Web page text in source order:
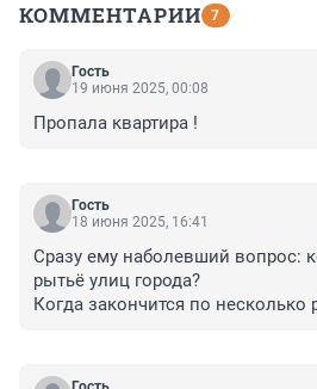
КОММЕНТАРИИ 7
Гость
19 июня 2025, 00:08
Пропала квартира !
Гость
18 июня 2025, 16:41
Сразу ему наболевший вопрос:
рытьё улиц города?
Когда закончится по несколько
Предыдущего не отпускайте,